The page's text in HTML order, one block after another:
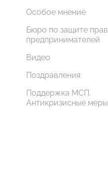
Особое мнение
Бюро по защите прав
предпринимателей
Видео
Поздравления
Поддержка МСП.
Антикризисные меры